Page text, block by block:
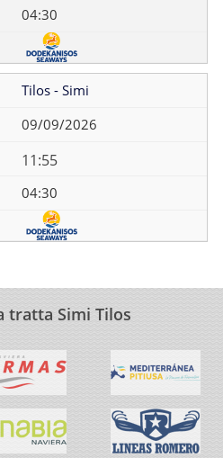
04:30
Tilos - Simi
09/09/2026
11:55
04:30
tratta Simi Tilos